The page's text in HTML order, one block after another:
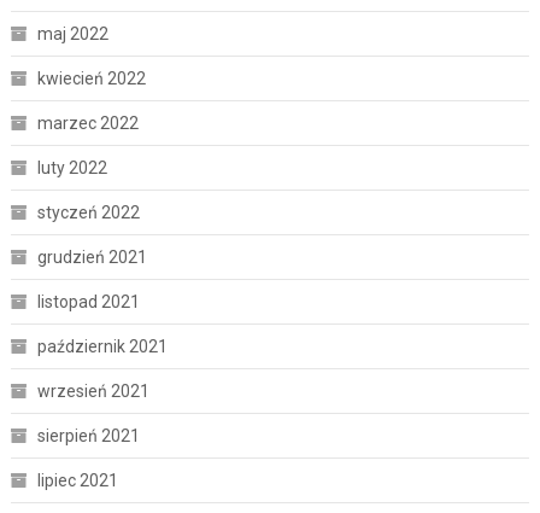
maj 2022
kwiecień 2022
marzec 2022
luty 2022
styczeń 2022
grudzień 2021
listopad 2021
październik 2021
wrzesień 2021
sierpień 2021
lipiec 2021